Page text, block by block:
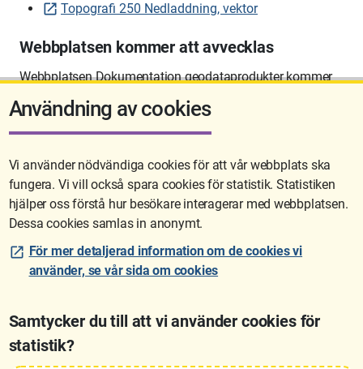
Topografi 250 Nedladdning, vektor
Webbplatsen kommer att avvecklas
Webbplatsen Dokumentation geodataprodukter kommer
att avvecklas på sikt.
Sidan uppdaterades senast: 2026-06-10 12:58
Användning av cookies
Vi använder nödvändiga cookies för att vår webbplats ska
fungera. Vi vill också spara cookies för statistik. Statistiken
hjälper oss förstå hur besökare interagerar med webbplatsen.
Dessa cookies samlas in anonymt.
För mer detaljerad information om de cookies vi
använder, se vår sida om cookies
Samtycker du till att vi använder cookies för
statistik?
Lantmäteriet är den myndighet som kartlägger Sverige. Till våra